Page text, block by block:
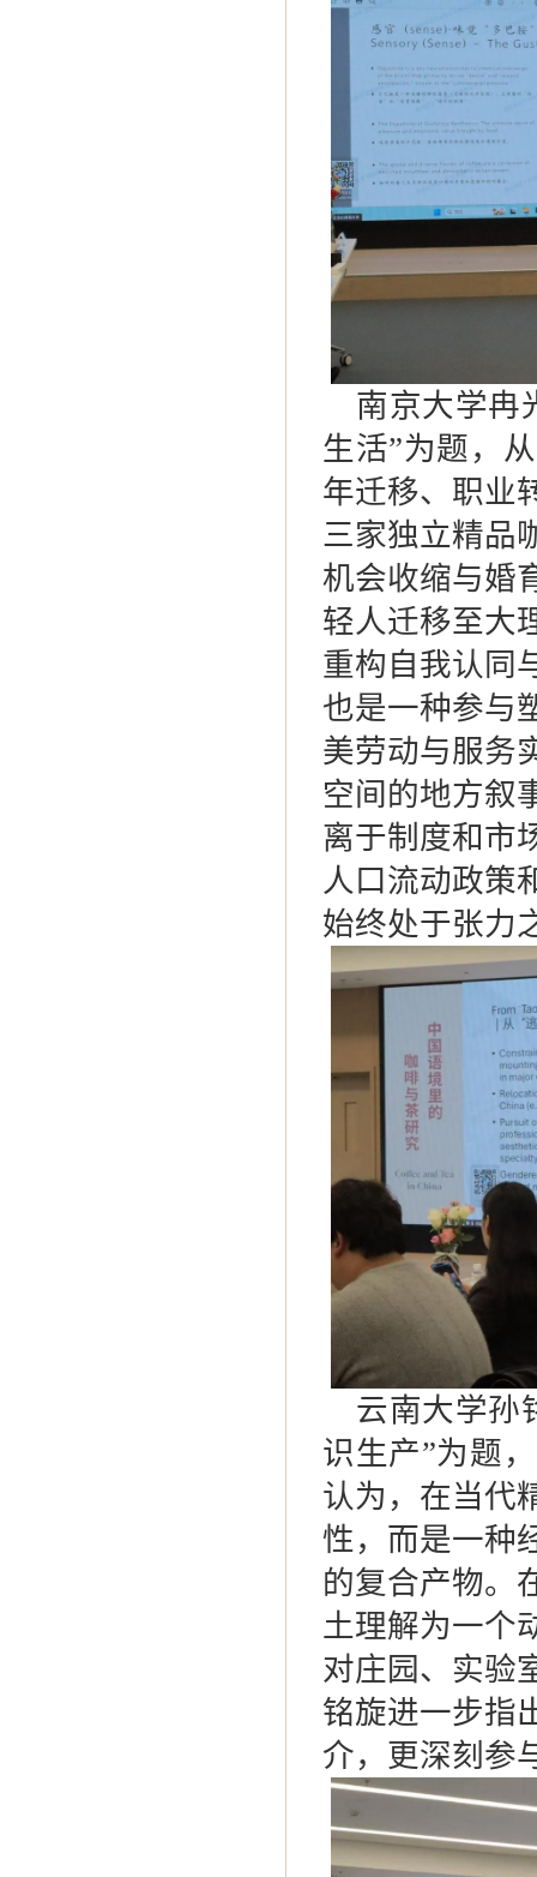
南京大学冉
生活”为题，
年迁移、职业
三家独立精品
机会收缩与婚
轻人迁移至大
重构自我认同
也是一种参与
美劳动与服务
空间的地方叙
离于制度和市
人口流动政策
始终处于张力
云南大学孙
识生产”为题
认为，在当代
性，而是一种
的复合产物。
土理解为一个
对庄园、实验
铭旋进一步指
介，更深刻参